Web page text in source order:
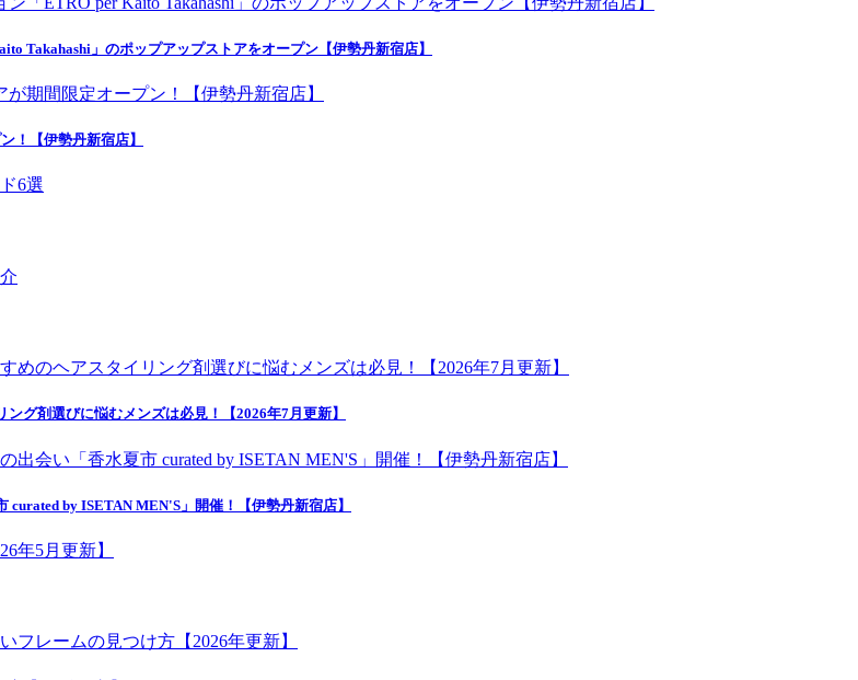
Takahashi」のポップアップストアをオープン【伊勢丹新宿店】
！【伊勢丹新宿店】
グ剤選びに悩むメンズは必見！【2026年7月更新】
by ISETAN MEN'S」開催！【伊勢丹新宿店】